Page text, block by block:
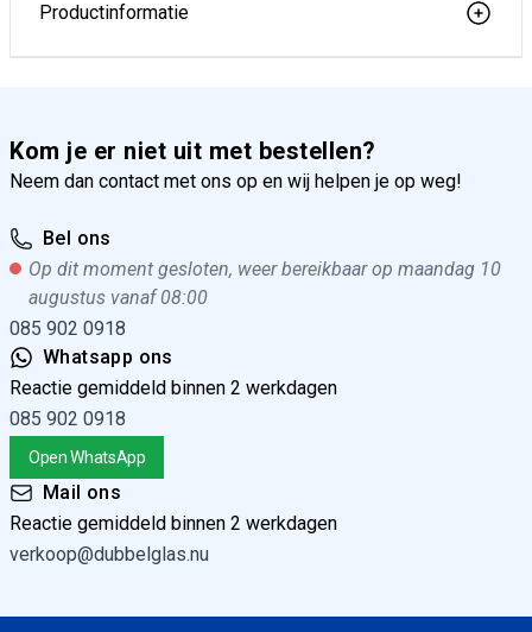
Productinformatie
Kom je er niet uit met bestellen?
Neem dan contact met ons op en wij helpen je op weg!
Bel ons
Op dit moment gesloten, weer bereikbaar op maandag 10
augustus vanaf 08:00
085 902 0918
Whatsapp ons
Reactie gemiddeld binnen 2 werkdagen
085 902 0918
Open WhatsApp
Mail ons
Reactie gemiddeld binnen 2 werkdagen
verkoop@dubbelglas.nu